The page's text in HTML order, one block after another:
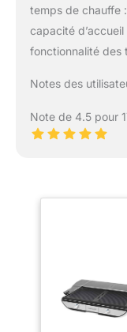
temps de chauffe :
capacité d’accueil
fonctionnalité des
Notes des
Note de 4.5 pour